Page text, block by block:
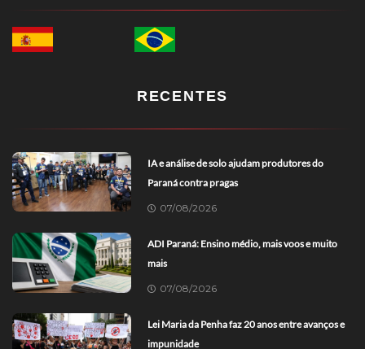
RECENTES
IA e análise de solo ajudam produtores do
Paraná contra pragas
07/08/2026
ADI Paraná: Ensino médio, mais voos e muito
mais
07/08/2026
Lei Maria da Penha faz 20 anos entre avanços e
impunidade